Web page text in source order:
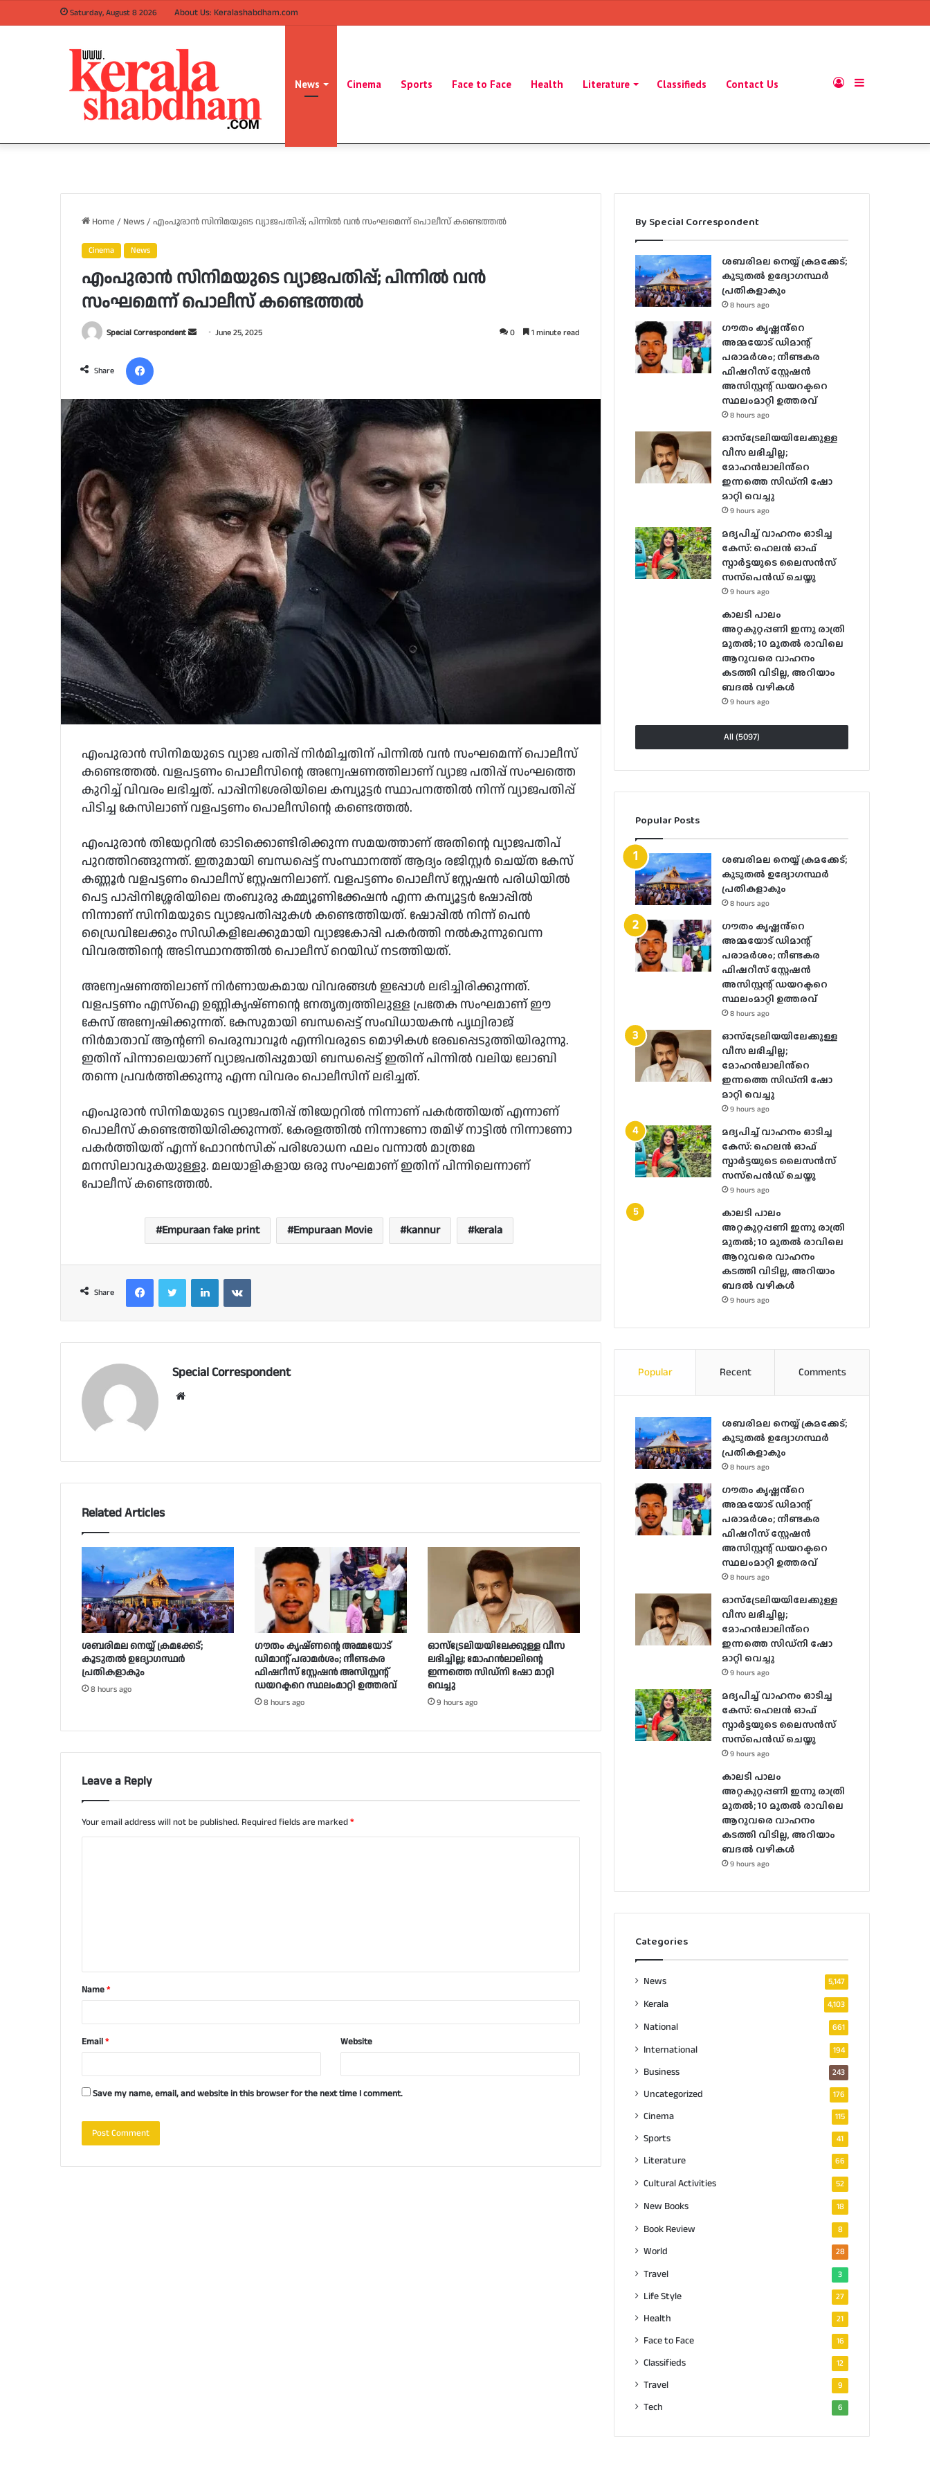
Saturday, August 8 2026 About Us: Keralashabdham.com
News Cinema Sports Face to Face Health Literature Classifieds Contact Us Sidebar
Log
Home / News/എംപുരാൻ സിനിമയുടെ വ്യാജപതിപ്പ്; പിന്നിൽ വൻ സംഘമെന്ന് പൊലീസ് കണ്ടെത്തൽ
Cinema News
എംപുരാൻ സിനിമയുടെ വ്യാജപതിപ്പ്; പിന്നിൽ വൻ
സംഘമെന്ന് പൊലീസ് കണ്ടെത്തൽ
Special Correspondent
Send June 25, 2025 0 1 minute read
Share
എംപുരാൻ സിനിമയുടെ വ്യാജ പതിപ്പ് നിർമിച്ചതിന് പിന്നിൽ വൻ സംഘമെന്ന് പൊലീസ്
കണ്ടെത്തൽ. വളപട്ടണം പൊലീസിന്റെ അന്വേഷണത്തിലാണ് വ്യാജ പതിപ്പ് സംഘത്തെ
കുറിച്ച് വിവരം ലഭിച്ചത്. പാപ്പിനിശേരിയിലെ കമ്പ്യുട്ടർ സ്ഥാപനത്തിൽ നിന്ന് വ്യാജപതിപ്പ്
പിടിച്ച കേസിലാണ് വളപട്ടണം പൊലീസിന്റെ കണ്ടെത്തൽ.
എംപുരാൻ തിയേറ്ററിൽ ഓടിക്കൊണ്ടിരിക്കുന്ന സമയത്താണ് അതിന്റെ വ്യാജപതിപ്
പുറത്തിറങ്ങുന്നത്. ഇതുമായി ബന്ധപ്പെട്ട് സംസ്ഥാനത്ത് ആദ്യം രജിസ്റ്റർ ചെയ്ത കേസ്
കണ്ണൂർ വളപട്ടണം പൊലീസ് സ്റ്റേഷനിലാണ്. വളപട്ടണം പൊലീസ് സ്റ്റേഷൻ പരിധിയിൽ
പെട്ട പാപ്പിനിശ്ശേരിയിലെ തംബുരു കമ്മ്യൂണിക്കേഷൻ എന്ന കമ്പ്യൂട്ടർ ഷോപ്പിൽ
നിന്നാണ് സിനിമയുടെ വ്യാജപതിപ്പുകൾ കണ്ടെത്തിയത്. ഷോപ്പിൽ നിന്ന് പെൻ
ഡ്രൈവിലേക്കും സിഡികളിലേക്കുമായി വ്യാജകോപ്പി പകർത്തി നൽകുന്നുവെന്ന
വിവരത്തിന്റെ അടിസ്ഥാനത്തിൽ പൊലീസ് റെയിഡ് നടത്തിയത്.
അന്വേഷണത്തിലാണ് നിർണായകമായ വിവരങ്ങൾ ഇപ്പോൾ ലഭിച്ചിരിക്കുന്നത്.
വളപട്ടണം എസ്‌ഐ ഉണ്ണികൃഷ്‍ണന്റെ നേതൃത്വത്തിലുള്ള പ്രതേക സംഘമാണ് ഈ
കേസ് അന്വേഷിക്കുന്നത്. കേസുമായി ബന്ധപ്പെട്ട് സംവിധായകൻ പൃഥ്വിരാജ്
നിർമാതാവ് ആന്റണി പെരുമ്പാവൂർ എന്നിവരുടെ മൊഴികൾ രേഖപ്പെടുത്തിയിരുന്നു.
ഇതിന് പിന്നാലെയാണ് വ്യാജപതിപ്പുമായി ബന്ധപ്പെട്ട് ഇതിന് പിന്നിൽ വലിയ ലോബി
തന്നെ പ്രവർത്തിക്കുന്നു എന്ന വിവരം പൊലീസിന് ലഭിച്ചത്.
എംപുരാൻ സിനിമയുടെ വ്യാജപതിപ്പ് തിയേറ്ററിൽ നിന്നാണ് പകർത്തിയത് എന്നാണ്
പൊലീസ് കണ്ടെത്തിയിരിക്കുന്നത്. കേരളത്തിൽ നിന്നാണോ തമിഴ് നാട്ടിൽ നിന്നാണോ
പകർത്തിയത് എന്ന് ഫോറൻസിക് പരിശോധന ഫലം വന്നാൽ മാത്രമേ
മനസിലാവുകയുള്ളു. മലയാളികളായ ഒരു സംഘമാണ് ഇതിന് പിന്നിലെന്നാണ്
പോലീസ് കണ്ടെത്തൽ.
Empuraan fake print Empuraan Movie kannur kerala
Share
FacebookTwitter LinkedInVKontakte
Special Correspondent
Related Articles
ശബരിമല നെയ്യ് ക്രമക്കേട്;
കൂടുതൽ ഉദ്യോഗസ്ഥർ
പ്രതികളാകും
8 hours ago
ഗൗതം കൃഷ്ണൻ്റെ അമ്മയോട്
ഡിമാന്റ് പരാമർ‌ശം; നീണ്ടകര
ഫിഷറീസ് സ്റ്റേഷൻ അസിസ്റ്റന്റ്
ഡയറക്ടറെ സ്ഥലംമാറ്റി ഉത്തരവ്
8 hours ago
ഓസ്‌ട്രേലിയയിലേക്കുള്ള വീസ
ലഭിച്ചില്ല; മോഹൻലാലിൻ്റെ
ഇന്നത്തെ സിഡ്നി ഷോ മാറ്റി
വെച്ചു
9 hours ago
Leave a Reply
Your email address will not be published. Required fields are marked*
t
*Name*
Email* Website
Save my name, email, and website in this browser for the next time I comment.
By Special Correspondent
ശബരിമല നെയ്യ് ക്രമക്കേട്;
കൂടുതൽ ഉദ്യോഗസ്ഥർ
പ്രതികളാകും
8 hours ago
ഗൗതം കൃഷ്ണൻ്റെ
അമ്മയോട് ഡിമാന്റ്
പരാമർ‌ശം; നീണ്ടകര
ഫിഷറീസ് സ്റ്റേഷൻ
അസിസ്റ്റന്റ് ഡയറക്ടറെ
സ്ഥലംമാറ്റി ഉത്തരവ്
8 hours ago
ഓസ്‌ട്രേലിയയിലേക്കുള്ള
വീസ ലഭിച്ചില്ല;
മോഹൻലാലിൻ്റെ
ഇന്നത്തെ സിഡ്നി ഷോ
മാറ്റി വെച്ചു
9 hours ago
മദ്യപിച്ച് വാഹനം ഓടിച്ച
കേസ്: ഹെലന്‍ ഓഫ്
സ്പാര്‍ട്ടയുടെ ലൈസന്‍സ്
സസ്‌പെന്‍ഡ് ചെയ്തു
9 hours ago
കാലടി പാലം
അറ്റകുറ്റപ്പണി ഇന്നു രാത്രി
മുതല്‍; 10 മുതല്‍ രാവിലെ
ആറുവരെ വാഹനം
കടത്തി വിടില്ല, അറിയാം
ബദൽ വഴികൾ
9 hours ago
All (5097)
Popular Posts
ശബരിമല നെയ്യ് ക്രമക്കേട്;
കൂടുതൽ ഉദ്യോഗസ്ഥർ
പ്രതികളാകും
8 hours ago
ഗൗതം കൃഷ്ണൻ്റെ
അമ്മയോട് ഡിമാന്റ്
പരാമർ‌ശം; നീണ്ടകര
ഫിഷറീസ് സ്റ്റേഷൻ
അസിസ്റ്റന്റ് ഡയറക്ടറെ
സ്ഥലംമാറ്റി ഉത്തരവ്
8 hours ago
ഓസ്‌ട്രേലിയയിലേക്കുള്ള
വീസ ലഭിച്ചില്ല;
മോഹൻലാലിൻ്റെ
ഇന്നത്തെ സിഡ്നി ഷോ
മാറ്റി വെച്ചു
9 hours ago
മദ്യപിച്ച് വാഹനം ഓടിച്ച
കേസ്: ഹെലന്‍ ഓഫ്
സ്പാര്‍ട്ടയുടെ ലൈസന്‍സ്
സസ്‌പെന്‍ഡ് ചെയ്തു
9 hours ago
കാലടി പാലം
അറ്റകുറ്റപ്പണി ഇന്നു രാത്രി
മുതല്‍; 10 മുതല്‍ രാവിലെ
ആറുവരെ വാഹനം
കടത്തി വിടില്ല, അറിയാം
ബദൽ വഴികൾ
9 hours ago
Popular Recent Comments
ശബരിമല നെയ്യ് ക്രമക്കേട്;
കൂടുതൽ ഉദ്യോഗസ്ഥർ
പ്രതികളാകും
8 hours ago
ഗൗതം കൃഷ്ണൻ്റെ
അമ്മയോട് ഡിമാന്റ്
പരാമർ‌ശം; നീണ്ടകര
ഫിഷറീസ് സ്റ്റേഷൻ
അസിസ്റ്റന്റ് ഡയറക്ടറെ
സ്ഥലംമാറ്റി ഉത്തരവ്
8 hours ago
ഓസ്‌ട്രേലിയയിലേക്കുള്ള
വീസ ലഭിച്ചില്ല;
മോഹൻലാലിൻ്റെ
ഇന്നത്തെ സിഡ്നി ഷോ
മാറ്റി വെച്ചു
9 hours ago
മദ്യപിച്ച് വാഹനം ഓടിച്ച
കേസ്: ഹെലന്‍ ഓഫ്
സ്പാര്‍ട്ടയുടെ ലൈസന്‍സ്
സസ്‌പെന്‍ഡ് ചെയ്തു
9 hours ago
കാലടി പാലം
അറ്റകുറ്റപ്പണി ഇന്നു രാത്രി
മുതല്‍; 10 മുതല്‍ രാവിലെ
ആറുവരെ വാഹനം
കടത്തി വിടില്ല, അറിയാം
ബദൽ വഴികൾ
9 hours ago
Categories
News 5,147
Kerala 4,103
National 661
International 194
Business 243
Uncategorized 176
Cinema 115
Sports 41
Literature 66
Cultural Activities 52
New Books 18
Book Review 8
World 28
Travel 3
Life Style 27
Health 21
Face to Face 16
Classifieds 12
Travel 9
Tech 6